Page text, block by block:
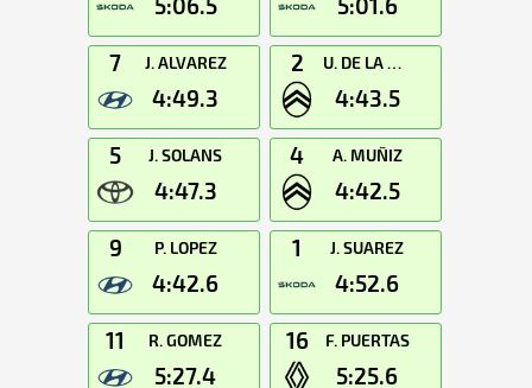
7 J. ALVAREZ
4:49.3
2 U. DE LA DEHESA
4:43.5
5 J. SOLANS
4:47.3
4 A. MUÑIZ
4:42.5
9 P. LOPEZ
4:42.6
1 J. SUAREZ
4:52.6
11 R. GOMEZ
5:27.4
16 F. PUERTAS
5:25.6